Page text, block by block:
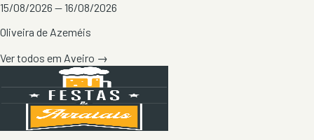
15/08/2026 — 16/08/2026
Oliveira de Azeméis
Ver todos em Aveiro →